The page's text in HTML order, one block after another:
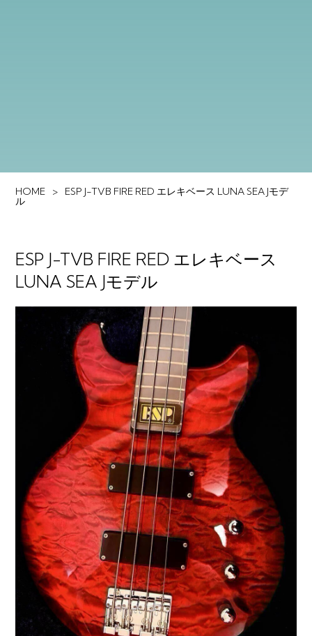
HOME ESP J-TVB FIRE RED エレキベース LUNA SEA Jモデ
ル
ESP J-TVB FIRE RED エレキベース
LUNA SEA Jモデル